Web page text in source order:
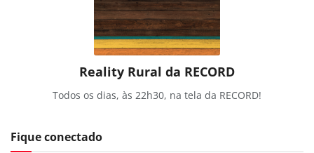
Reality Rural da RECORD
Todos os dias, às 22h30, na tela da RECORD!
Fique conectado